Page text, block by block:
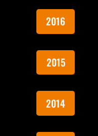
2016
2015
2014